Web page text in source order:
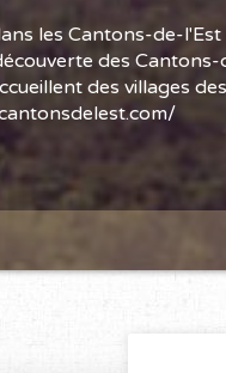
les Cantons-de-l'Est
des
des villages